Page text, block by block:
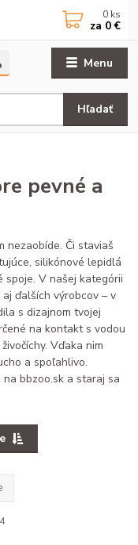
Menu
Hľadať
0 ks
za 0 €
pevné a
nezaobíde. Či staviaš
silikónové lepidlá
spoje. V našej kategórii
ďalších výrobcov – v
s dizajnom tvojej
na kontakt s vodou
Vďaka nim
a spoľahlivo.
bbzoo.sk a staraj sa